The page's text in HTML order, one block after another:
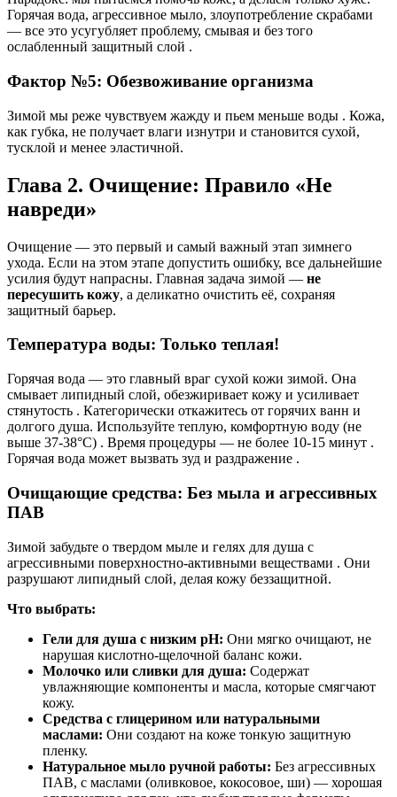
Горячая вода, агрессивное мыло, злоупотребление скрабами
— все это усугубляет проблему, смывая и без того
ослабленный защитный слой .
Фактор №5: Обезвоживание организма
Зимой мы реже чувствуем жажду и пьем меньше воды . Кожа,
как губка, не получает влаги изнутри и становится сухой,
тусклой и менее эластичной.
Глава 2. Очищение: Правило «Не
навреди»
Очищение — это первый и самый важный этап зимнего
ухода. Если на этом этапе допустить ошибку, все дальнейшие
усилия будут напрасны. Главная задача зимой — не
пересушить кожу, а деликатно очистить её, сохраняя
защитный барьер.
Температура воды: Только теплая!
Горячая вода — это главный враг сухой кожи зимой. Она
смывает липидный слой, обезжиривает кожу и усиливает
стянутость . Категорически откажитесь от горячих ванн и
долгого душа. Используйте теплую, комфортную воду (не
выше 37-38°C) . Время процедуры — не более 10-15 минут .
Горячая вода может вызвать зуд и раздражение .
Очищающие средства: Без мыла и агрессивных
ПАВ
Зимой забудьте о твердом мыле и гелях для душа с
агрессивными поверхностно-активными веществами . Они
разрушают липидный слой, делая кожу беззащитной.
Что выбрать:
Гели для душа с низким pH: Они мягко очищают, не
нарушая кислотно-щелочной баланс кожи.
Молочко или сливки для душа: Содержат
увлажняющие компоненты и масла, которые смягчают
кожу.
Средства с глицерином или натуральными
маслами: Они создают на коже тонкую защитную
пленку.
Натуральное мыло ручной работы: Без агрессивных
ПАВ, с маслами (оливковое, кокосовое, ши) — хорошая